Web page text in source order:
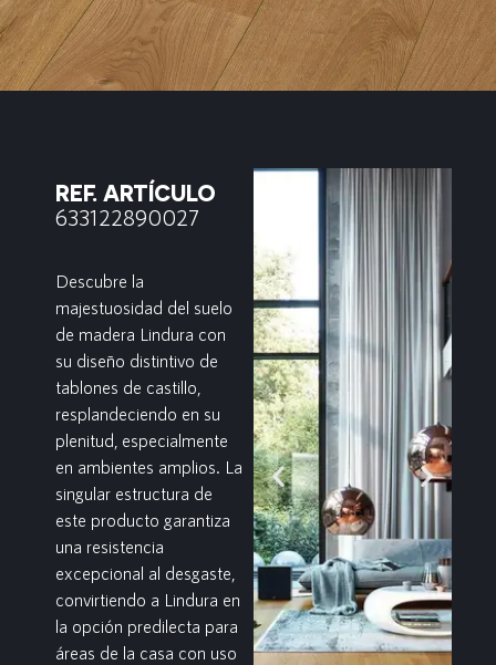
REF. ARTÍCULO
633122890027
Descubre la
majestuosidad del suelo
de madera Lindura con
su diseño distintivo de
tablones de castillo,
resplandeciendo en su
plenitud, especialmente
en ambientes amplios. La
singular estructura de
este producto garantiza
una resistencia
excepcional al desgaste,
convirtiendo a Lindura en
la opción predilecta para
áreas de la casa con uso